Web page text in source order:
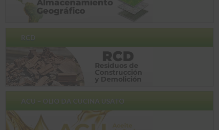
RCD
ACU – OLIO DA CUCINA USATO